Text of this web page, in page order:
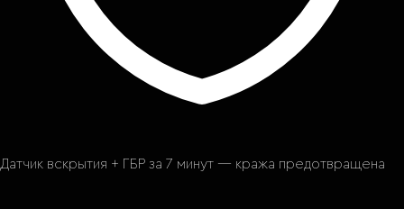
Датчик вскрытия + ГБР за 7 минут — кража предотвращена